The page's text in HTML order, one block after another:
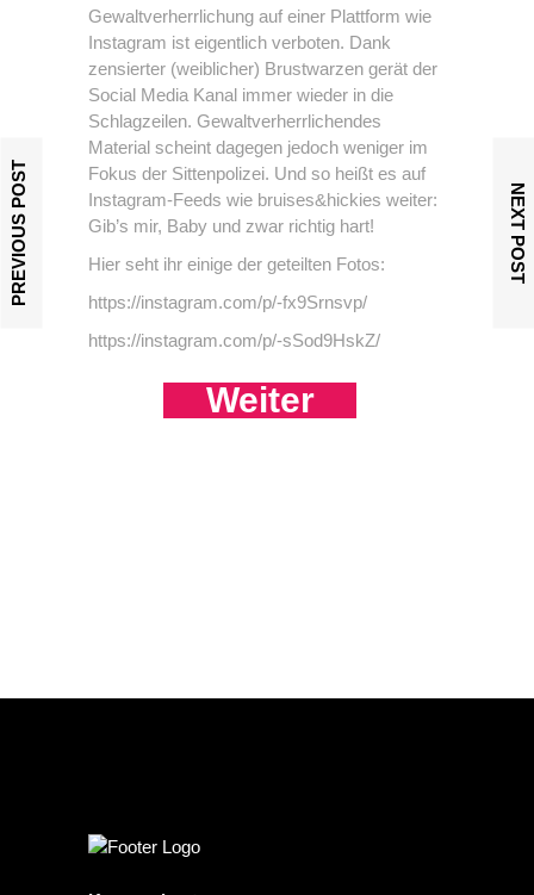
Gewaltverherrlichung auf einer Plattform wie
Instagram ist eigentlich verboten. Dank
zensierter (weiblicher) Brustwarzen gerät der
Social Media Kanal immer wieder in die
Schlagzeilen. Gewaltverherrlichendes
Material scheint dagegen jedoch weniger im
Fokus der Sittenpolizei. Und so heißt es auf
Instagram-Feeds wie bruises&hickies weiter:
Gib’s mir, Baby und zwar richtig hart!
Hier seht ihr einige der geteilten Fotos:
https://instagram.com/p/-fx9Srnsvp/
https://instagram.com/p/-sSod9HskZ/
Weiter
PREVIOUS POST NEXT POST